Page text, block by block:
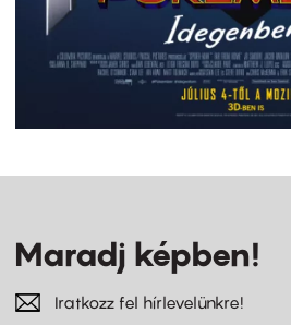
Maradj képben!
Iratkozz fel hírlevelünkre!